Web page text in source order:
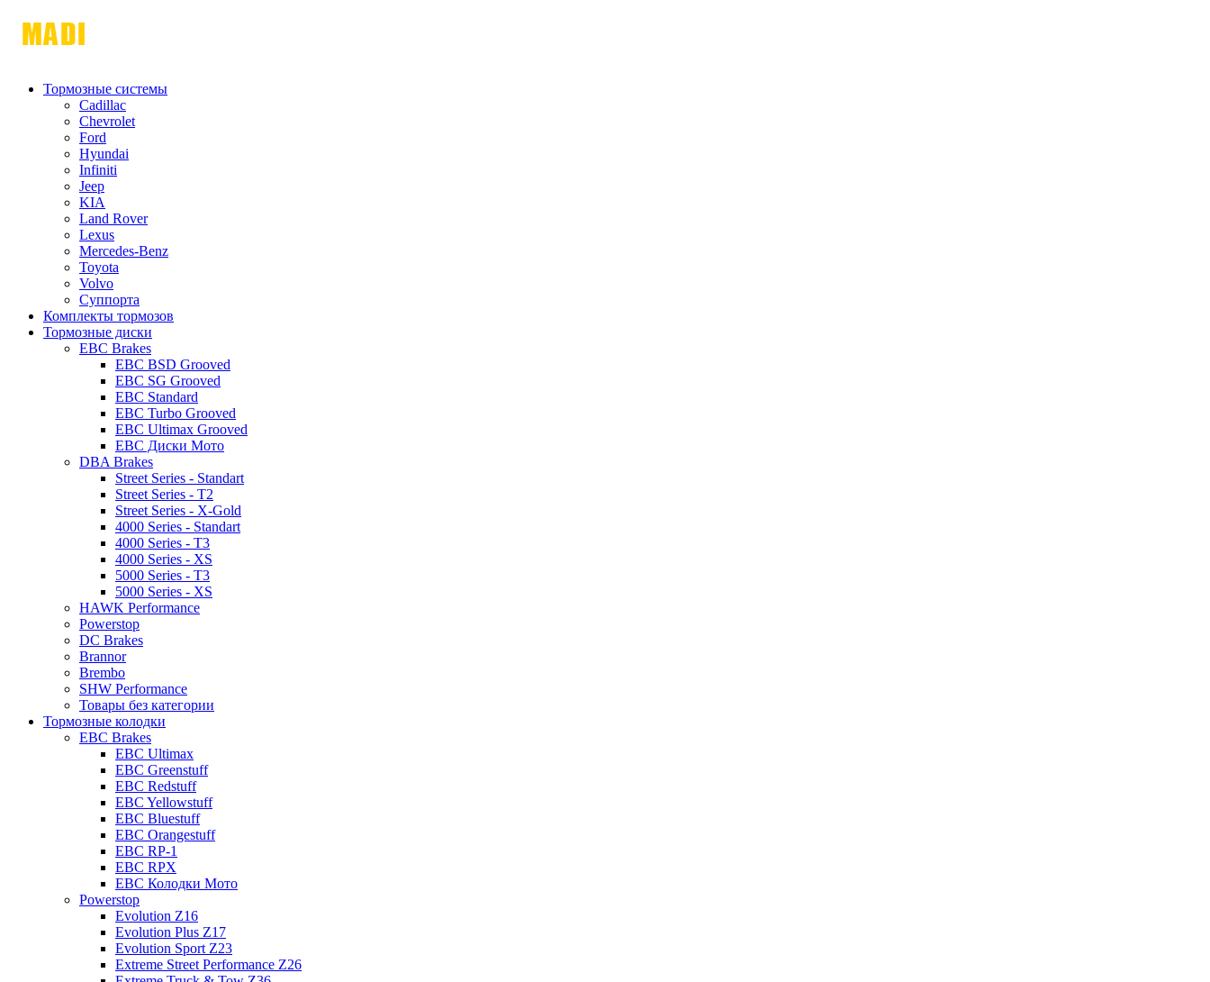
Тормозные системы
Cadillac
Chevrolet
Ford
Hyundai
Infiniti
Jeep
KIA
Land Rover
Lexus
Mercedes-Benz
Toyota
Volvo
Суппорта
Комплекты тормозов
Тормозные диски
EBC Brakes
EBC BSD Grooved
EBC SG Grooved
EBC Standard
EBC Turbo Grooved
EBC Ultimax Grooved
EBC Диски Мото
DBA Brakes
Street Series - Standart
Street Series - T2
Street Series - X-Gold
4000 Series - Standart
4000 Series - T3
4000 Series - XS
5000 Series - T3
5000 Series - XS
HAWK Performance
Powerstop
DC Brakes
Brannor
Brembo
SHW Performance
Товары без категории
Тормозные колодки
EBC Brakes
EBC Ultimax
EBC Greenstuff
EBC Redstuff
EBC Yellowstuff
EBC Bluestuff
EBC Orangestuff
EBC RP-1
EBC RPX
EBC Колодки Мото
Powerstop
Evolution Z16
Evolution Plus Z17
Evolution Sport Z23
Extreme Street Performance Z26